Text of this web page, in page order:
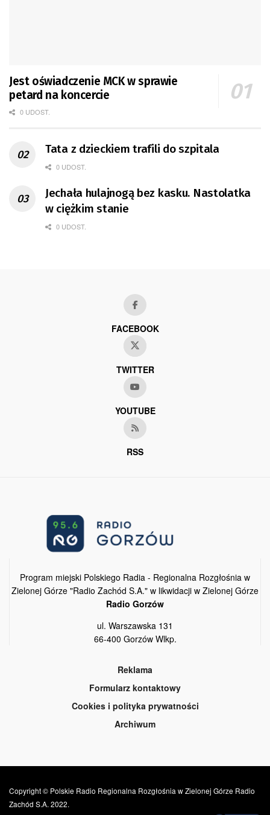
Jest oświadczenie MCK w sprawie
petard na koncercie
0 UDOST.
Tata z dzieckiem trafili do szpitala
0 UDOST.
Jechała hulajnogą bez kasku. Nastolatka
w ciężkim stanie
0 UDOST.
FACEBOOK
TWITTER
YOUTUBE
RSS
Program miejski Polskiego Radia - Regionalna Rozgłośnia w
Zielonej Górze "Radio Zachód S.A." w likwidacji w Zielonej Górze
Radio Gorzów
ul. Warszawska 131
66-400 Gorzów Wlkp.
Reklama
Formularz kontaktowy
Cookies i polityka prywatności
Archiwum
Copyright © Polskie Radio Regionalna Rozgłośnia w Zielonej Górze Radio
Zachód S.A. 2022.